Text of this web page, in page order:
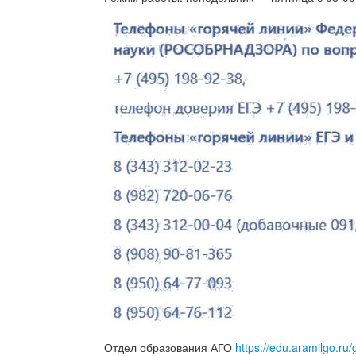
Отдел образования АГО https://edu.aramilgo.ru/